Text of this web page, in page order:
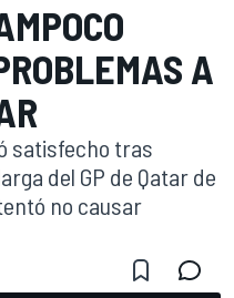
A
satisfecho tras
del GP de Qatar de
no causar